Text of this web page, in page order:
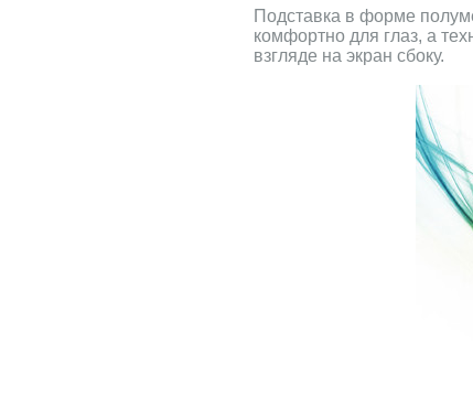
Подставка в форме
комфортно для глаз, а
взгляде на экран сбоку.